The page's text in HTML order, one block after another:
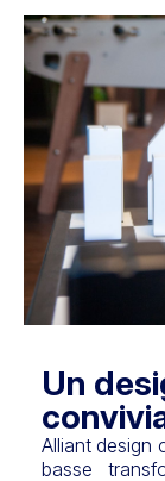
Un
Alliant design
basse